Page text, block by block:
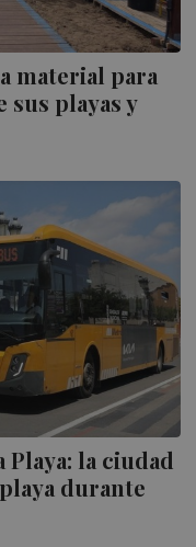
material para
playas y
Playa: la ciudad
durante